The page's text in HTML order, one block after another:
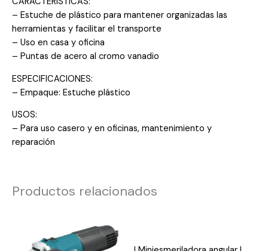
– Estuche de plástico para mantener organizadas las
herramientas y facilitar el transporte
– Uso en casa y oficina
– Puntas de acero al cromo vanadio
ESPECIFICACIONES:
– Empaque: Estuche plástico
USOS:
– Para uso casero y en oficinas, mantenimiento y
reparación
Productos relacionados